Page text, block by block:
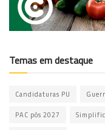
Temas em destaque
Candidaturas PU
PAC pós 2027